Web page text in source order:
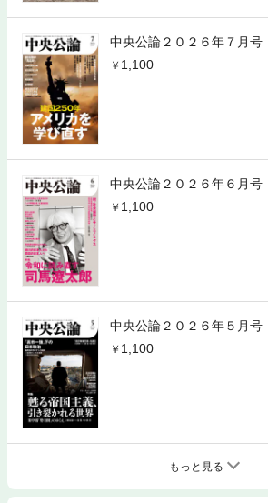
中央公論２０２６年７月号
1,100
中央公論２０２６年６月号
1,100
中央公論２０２６年５月号
1,100
もっと見る